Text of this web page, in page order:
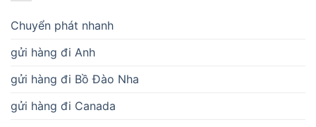
Chuyển phát nhanh
gửi hàng đi Anh
gửi hàng đi Bồ Đào Nha
gửi hàng đi Canada